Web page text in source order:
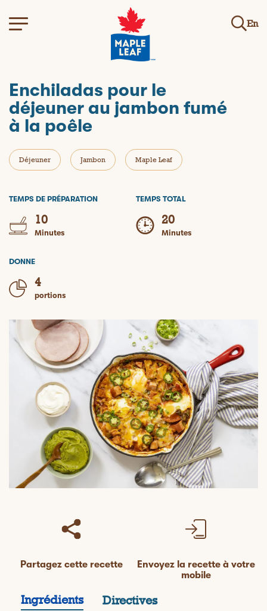
En
Enchiladas pour le
déjeuner au jambon fumé
à la poêle
Déjeuner Jambon Maple Leaf
TEMPS DE PRÉPARATION
10
Minutes
TEMPS TOTAL
20
Minutes
DONNE
4
portions
Partagez cette recette
Envoyez la recette à votre
mobile
Ingrédients Directives